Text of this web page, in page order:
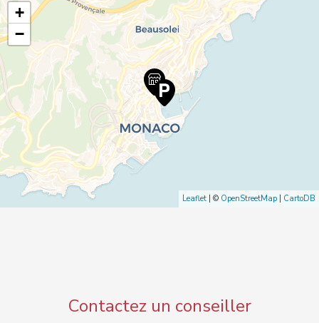
+
−
Leaflet | © OpenStreetMap CartoDB
Contactez un conseiller